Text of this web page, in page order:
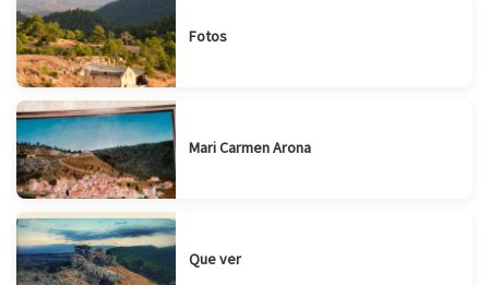
Fotos
Mari Carmen Arona
Que ver